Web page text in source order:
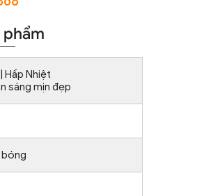
Hấp Nhiệt
sáng mịn đẹp
bóng